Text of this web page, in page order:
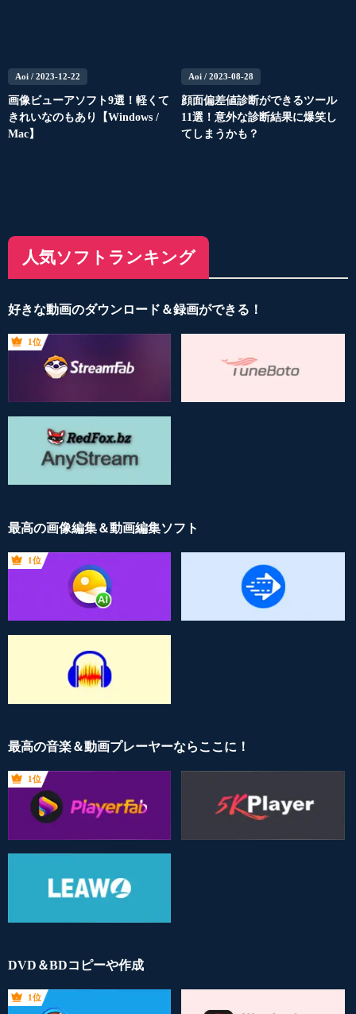
Aoi / 2023-12-22
画像ビューアソフト9選！軽くて
きれいなのもあり【Windows /
Mac】
Aoi/ 2023-08-28
顔面偏差値診断ができるツール
11選！意外な診断結果に爆笑し
てしまうかも？
人気ソフトランキング
好きな動画のダウンロード＆録画ができる！
1位
最高の画像編集＆動画編集ソフト
1位
最高の音楽＆動画プレーヤーならここに！
1位
DVD＆BDコピーや作成
1位